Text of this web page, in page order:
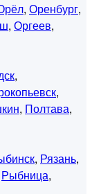
, Оренбург,
, Оргеев,
,
,
, Полтава,
, Рязань,
Рыбница,